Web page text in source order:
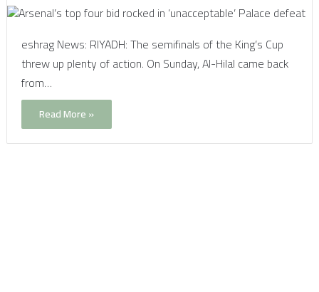
eshrag News: RIYADH: The semifinals of the King’s Cup
threw up plenty of action. On Sunday, Al-Hilal came back
from…
Read More »